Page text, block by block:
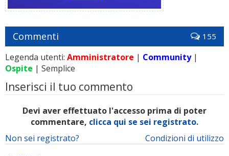
Commenti 155
Legenda utenti: Amministratore | Community|
Ospite | Semplice
Inserisci il tuo commento
Devi aver effettuato l'accesso prima di poter
commentare, clicca qui se sei registrato.
Condizioni di utilizzo
Non sei registrato?